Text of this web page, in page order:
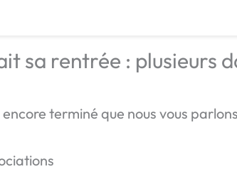
sa rentrée : plusieurs
encore terminé que nous vous